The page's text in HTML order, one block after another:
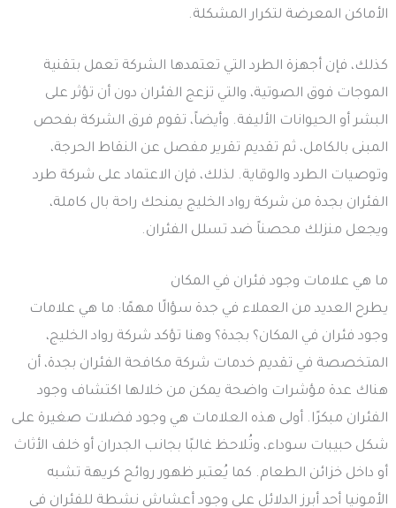
الأماكن المعرضة لتكرار المشكلة.
كذلك، فإن أجهزة الطرد التي تعتمدها الشركة تعمل بتقنية
الموجات فوق الصوتية، والتي تزعج الفئران دون أن تؤثر على
البشر أو الحيوانات الأليفة. وأيضاً، تقوم فرق الشركة بفحص
المبنى بالكامل، ثم تقديم تقرير مفصل عن النقاط الحرجة،
وتوصيات الطرد والوقاية. لذلك، فإن الاعتماد على شركة طرد
الفئران بجدة من شركة رواد الخليج يمنحك راحة بال كاملة،
ويجعل منزلك محصناً ضد تسلل الفئران.
ما هي علامات وجود فئران في المكان
يطرح العديد من العملاء في جدة سؤالًا مهمًا: ما هي علامات
وجود فئران في المكان؟ بجدة؟ وهنا تؤكد شركة رواد الخليج،
المتخصصة في تقديم خدمات شركة مكافحة الفئران بجدة، أن
هناك عدة مؤشرات واضحة يمكن من خلالها اكتشاف وجود
الفئران مبكرًا. أولى هذه العلامات هي وجود فضلات صغيرة على
شكل حبيبات سوداء، وتُلاحظ غالبًا بجانب الجدران أو خلف الأثاث
أو داخل خزائن الطعام. كما يُعتبر ظهور روائح كريهة تشبه
الأمونيا أحد أبرز الدلائل على وجود أعشاش نشطة للفئران في